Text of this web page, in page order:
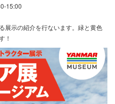
15:00
展示の紹介を行ないます。緑と黄色
！